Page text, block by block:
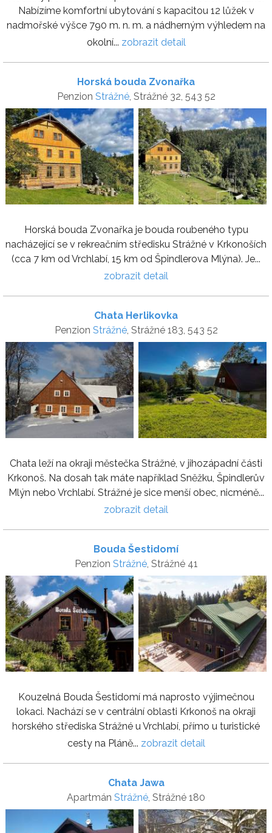
Nabízíme komfortní ubytování s kapacitou 12 lůžek v
nadmořské výšce 790 m. n. m. a nádherným výhledem na
okolní... zobrazit detail
Horská bouda Zvonařka
Penzion Strážné, Strážné 32, 543 52
Horská bouda Zvonařka je bouda roubeného typu
nacházející se v rekreačním středisku Strážné v Krkonoších
(cca 7 km od Vrchlabí, 15 km od Špindlerova Mlýna). Je...
zobrazit detail
Chata Herlikovka
Penzion Strážné, Strážné 183, 543 52
Chata leží na okraji městečka Strážné, v jihozápadní části
Krkonoš. Na dosah tak máte například Sněžku, Špindlerův
Mlýn nebo Vrchlabí. Strážné je sice menší obec, nicméně...
zobrazit detail
Bouda Šestidomí
Penzion Strážné, Strážné 41
Kouzelná Bouda Šestidomí má naprosto výjimečnou
lokaci. Nachází se v centrální oblasti Krkonoš na okraji
horského střediska Strážné u Vrchlabí, přímo u turistické
cesty na Pláně... zobrazit detail
Chata Jawa
Apartmán Strážné, Strážné 180